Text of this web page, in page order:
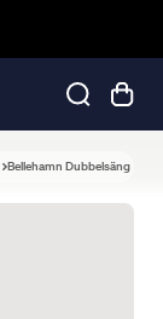
Bellehamn Dubbelsäng